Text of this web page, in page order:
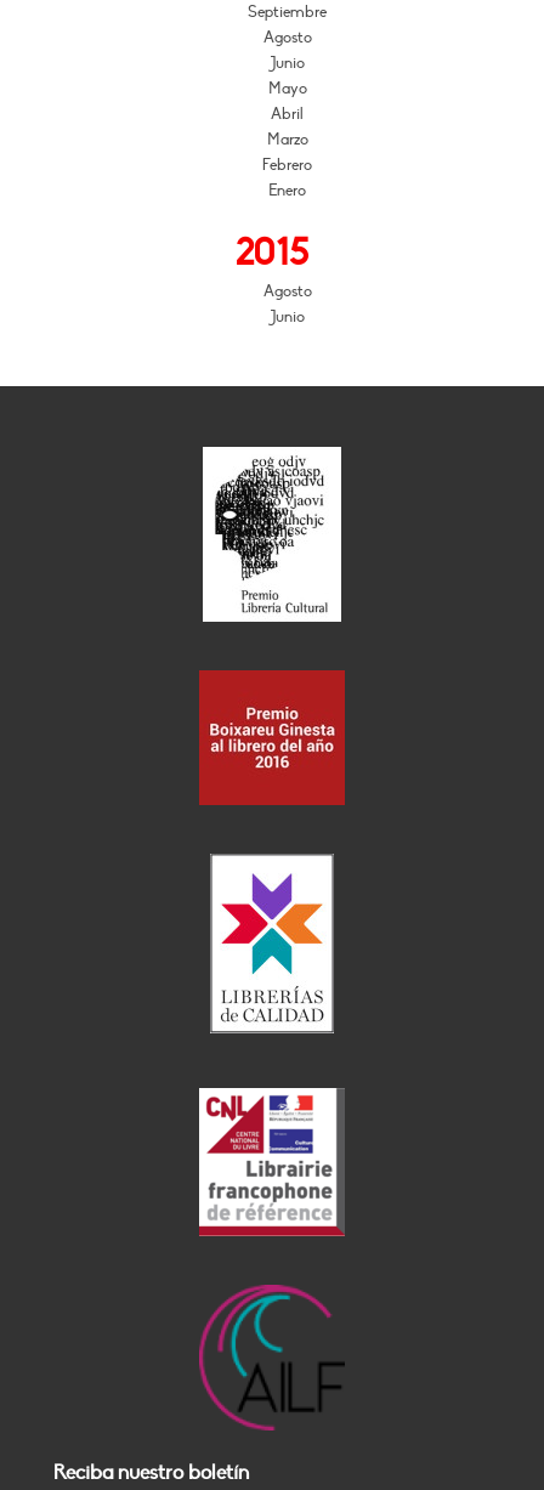
Septiembre
Agosto
Junio
Mayo
Abril
Marzo
Febrero
Enero
2015
Agosto
Junio
Reciba nuestro boletín